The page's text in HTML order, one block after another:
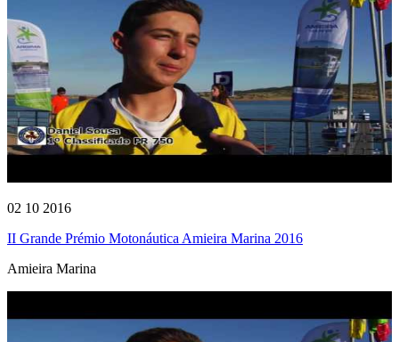
02 10 2016
II Grande Prémio Motonáutica Amieira Marina 2016
Amieira Marina